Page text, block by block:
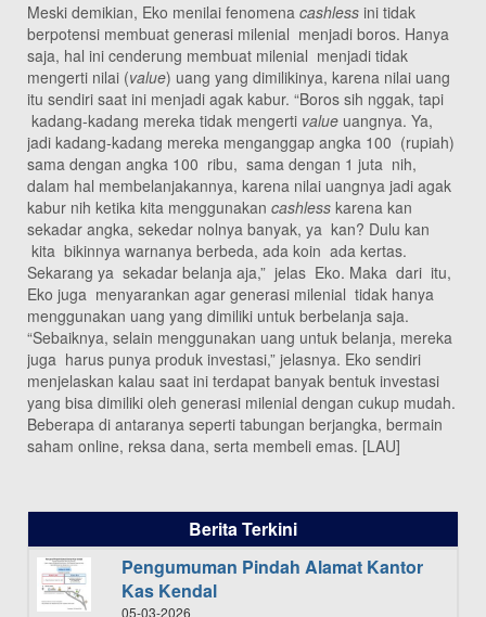
Meski demikian, Eko menilai fenomena cashless ini tidak
berpotensi membuat generasi milenial menjadi boros. Hanya
saja, hal ini cenderung membuat milenial menjadi tidak
mengerti nilai (value) uang yang dimilikinya, karena nilai uang
itu sendiri saat ini menjadi agak kabur. “Boros sih nggak, tapi
kadang-kadang mereka tidak mengerti value uangnya. Ya,
jadi kadang-kadang mereka menganggap angka 100 (rupiah)
sama dengan angka 100 ribu, sama dengan 1 juta nih,
dalam hal membelanjakannya, karena nilai uangnya jadi agak
kabur nih ketika kita menggunakan cashless karena kan
sekadar angka, sekedar nolnya banyak, ya kan? Dulu kan
kita bikinnya warnanya berbeda, ada koin ada kertas.
Sekarang ya sekadar belanja aja,” jelas Eko. Maka dari itu,
Eko juga menyarankan agar generasi milenial tidak hanya
menggunakan uang yang dimiliki untuk berbelanja saja.
“Sebaiknya, selain menggunakan uang untuk belanja, mereka
juga harus punya produk investasi,” jelasnya. Eko sendiri
menjelaskan kalau saat ini terdapat banyak bentuk investasi
yang bisa dimiliki oleh generasi milenial dengan cukup mudah.
Beberapa di antaranya seperti tabungan berjangka, bermain
saham online, reksa dana, serta membeli emas. [LAU]
Berita Terkini
Pengumuman Pindah Alamat Kantor
Kas Kendal
05-03-2026